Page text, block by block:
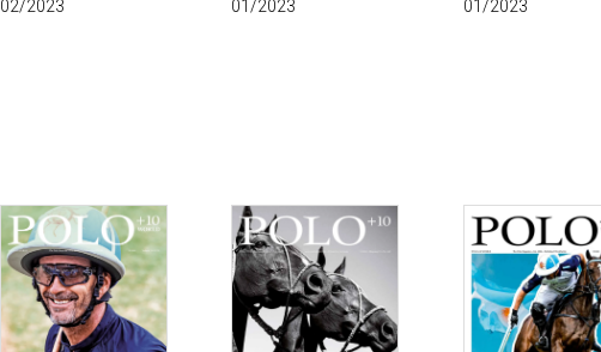
02/2023 01/2023 01/2023